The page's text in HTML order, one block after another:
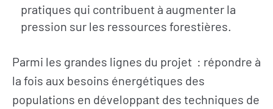
pratiques qui contribuent à augmenter la
pression sur les ressources forestières.
Parmi les grandes lignes du projet : répondre à
la fois aux besoins énergétiques des
populations en développant des techniques de